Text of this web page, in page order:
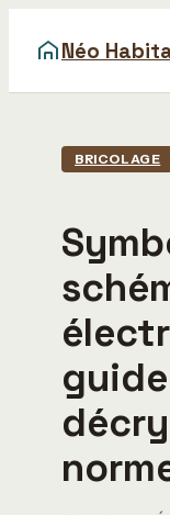
Néo
Maison
Déco
Gastronomie
Immobilier
BRICOLAGE